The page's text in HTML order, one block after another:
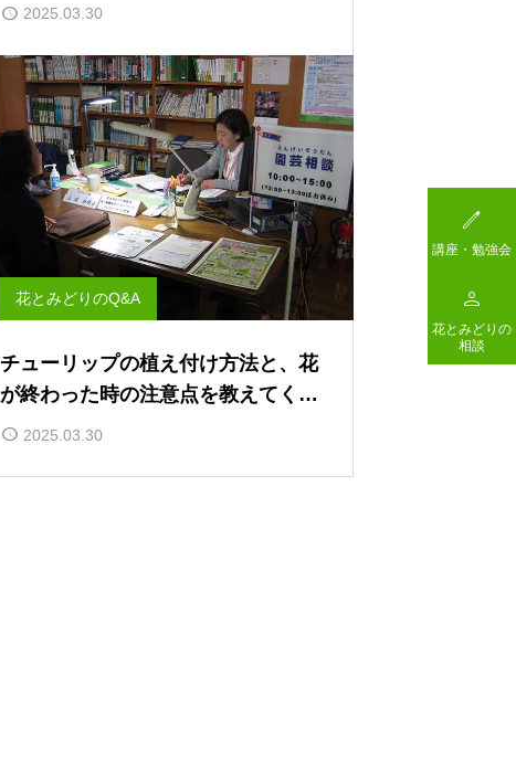
2025.03.30
花とみどりのQ&A
チューリップの植え付け方法と、花
が終わった時の注意点を教えてくだ
さい2025.03.30

講座・勉強会

花とみどりの
相談